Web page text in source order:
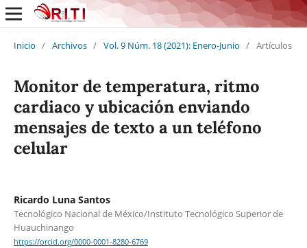
Inicio / Archivos / Vol. 9 Núm. 18 (2021): Enero-Junio / Artículos
Monitor de temperatura, ritmo
cardiaco y ubicación enviando
mensajes de texto a un teléfono
celular
Ricardo Luna Santos
Tecnológico Nacional de México/Instituto Tecnológico Superior de
Huauchinango
https://orcid.org/0000-0001-8280-6769